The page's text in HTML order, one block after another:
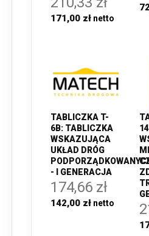
171,00 zł
TABLICZKA T-
6B: TABLICZKA
WSKAZUJĄCA
UKŁAD DRÓG
- I GENERACJA
174,66 zł
142,00 zł